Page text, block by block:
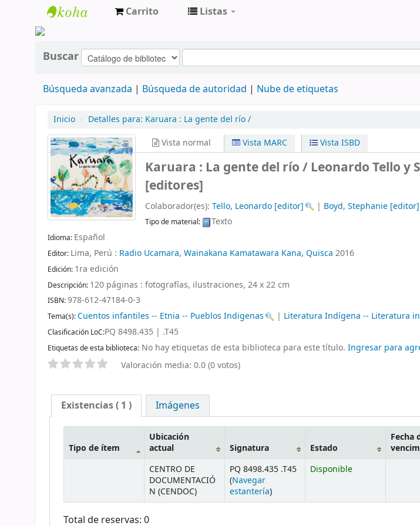
Carrito Listas
Buscar
Búsqueda avanzada Búsqueda de autoridad Nube de etiquetas
Inicio › Detalles para: Karuara : La gente del río /
Vista normal
Vista MARC Vista ISBD
Karuara : La gente del río / Leonardo Tello y
[editores]
Colaborador(es): Tello, Leonardo [editor] | Boyd, Stephanie [editor]
Tipo de material: Texto
Idioma: Español
Editor: Lima, Perú : Radio Ucamara, Wainakana Kamatawara Kana, Quisca 2016
Edición: 1ra edición
Descripción: 120 páginas : fotografías, ilustraciones, 24 x 22 cm
ISBN:978-612-47184-0-3
Tema(s):Cuentos infantiles -- Etnia -- Pueblos Indigenas | Literatura Indígena -- Literatura
Clasificación LoC:PQ 8498.435 | .T45
Etiquetas de esta biblioteca: No hay etiquetas de esta biblioteca para este título. Ingresar para
Valoración media: 0.0 (0 votos)
Existencias( 1 ) Imágenes
Tipo de ítem
Ubicación
actual
Signatura Estado
Fecha
CENTRO DE
DOCUMENTACIÓ
N (CENDOC)
PQ 8498.435 .T45
(Navegar
estantería)
Disponible
Total de reservas: 0